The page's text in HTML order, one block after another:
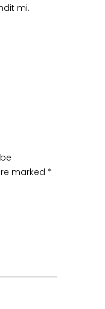
mi.
marked *